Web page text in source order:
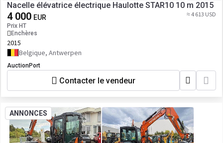
Nacelle élévatrice électrique Haulotte STAR10 10 m 2015
4 000 EUR
Prix HT
Enchères
≈ 4 613 USD
2015
Belgique, Antwerpen
AuctionPort
Contacter le vendeur
ANNONCES